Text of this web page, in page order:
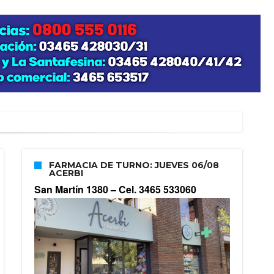
FARMACIA DE TURNO: JUEVES 06/08
ACERBI
San Martín 1380 –Cel. 3465 533060